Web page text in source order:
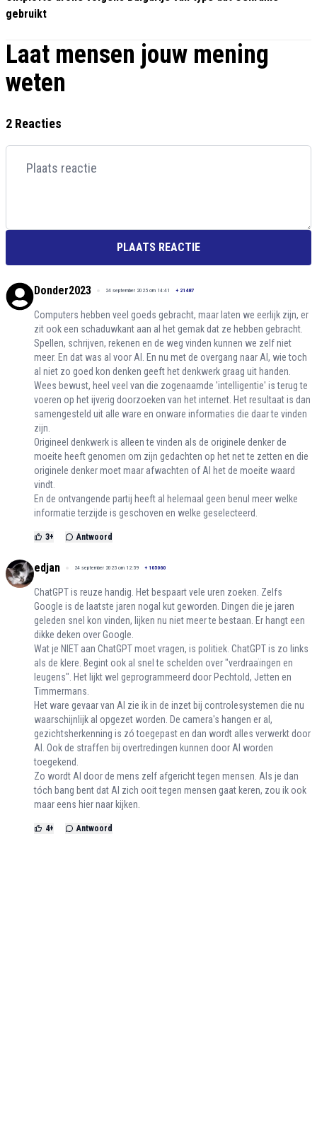
gebruikt
Laat mensen jouw mening
weten
2 Reacties
PLAATS REACTIE
Donder2023 24 september 2025 om 14:41 + 21487
Computers hebben veel goeds gebracht, maar laten we eerlijk zijn, er
zit ook een schaduwkant aan al het gemak dat ze hebben gebracht.
Spellen, schrijven, rekenen en de weg vinden kunnen we zelf niet
meer. En dat was al voor AI. En nu met de overgang naar AI, wie toch
al niet zo goed kon denken geeft het denkwerk graag uit handen.
Wees bewust, heel veel van die zogenaamde 'intelligentie' is terug te
voeren op het ijverig doorzoeken van het internet. Het resultaat is dan
samengesteld uit alle ware en onware informaties die daar te vinden
zijn.
Origineel denkwerk is alleen te vinden als de originele denker de
moeite heeft genomen om zijn gedachten op het net te zetten en die
originele denker moet maar afwachten of AI het de moeite waard
vindt.
En de ontvangende partij heeft al helemaal geen benul meer welke
informatie terzijde is geschoven en welke geselecteerd.
3+ Antwoord
edjan 24 september 2025 om 12:59 + 105060
ChatGPT is reuze handig. Het bespaart vele uren zoeken. Zelfs
Google is de laatste jaren nogal kut geworden. Dingen die je jaren
geleden snel kon vinden, lijken nu niet meer te bestaan. Er hangt een
dikke deken over Google.
Wat je NIET aan ChatGPT moet vragen, is politiek. ChatGPT is zo links
als de klere. Begint ook al snel te schelden over "verdraaïngen en
leugens". Het lijkt wel geprogrammeerd door Pechtold, Jetten en
Timmermans.
Het ware gevaar van AI zie ik in de inzet bij controlesystemen die nu
waarschijnlijk al opgezet worden. De camera's hangen er al,
gezichtsherkenning is zó toegepast en dan wordt alles verwerkt door
AI. Ook de straffen bij overtredingen kunnen door AI worden
toegekend.
Zo wordt AI door de mens zelf afgericht tegen mensen. Als je dan
tóch bang bent dat AI zich ooit tegen mensen gaat keren, zou ik ook
maar eens hier naar kijken.
4+ Antwoord